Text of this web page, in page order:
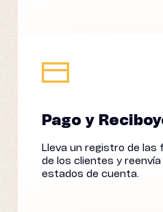
Pago y Recibo
Lleva un registro de
de los clientes y
estados de cuenta.